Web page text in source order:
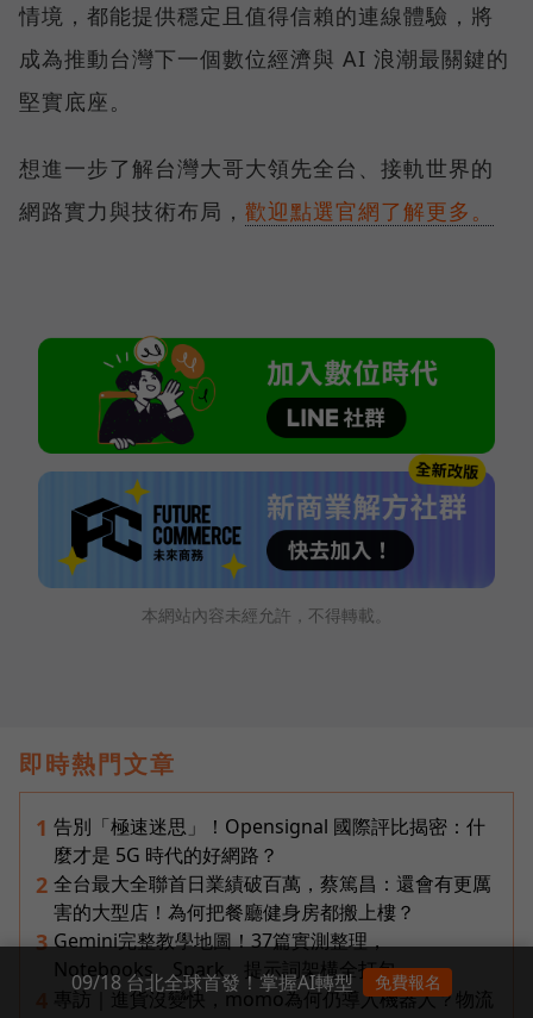
情境，都能提供穩定且值得信賴的連線體驗，將
成為推動台灣下一個數位經濟與 AI 浪潮最關鍵的
堅實底座。
想進一步了解台灣大哥大領先全台、接軌世界的
網路實力與技術布局， 歡迎點選官網了解更多。
本網站內容未經允許，不得轉載。
即時熱門文章
1 告別「極速迷思」！Opensignal 國際評比揭密：什
麼才是 5G 時代的好網路？
2 全台最大全聯首日業績破百萬，蔡篤昌：還會有更厲
害的大型店！為何把餐廳健身房都搬上樓？
3 Gemini完整教學地圖！37篇實測整理，
Notebooks、Spark、提示詞架構全打包
專訪｜進貨沒變快，momo為何仍導入機器人？物流
09/18 台北全球首發！掌握AI轉型 免費報名